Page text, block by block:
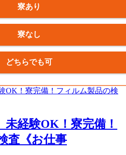
寮あり
寮なし
どちらでも可
未経験OK！寮完備！
査《お仕事